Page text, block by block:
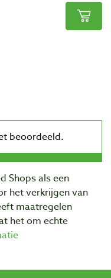
Shops als een
het verkrijgen van
maatregelen
het om echte